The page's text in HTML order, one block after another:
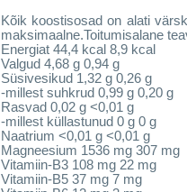
Kõik koostisosad on alati
maksimaalne.Toitumisalane
Energiat 44,4 kcal 8,9 kcal
Valgud 4,68 g 0,94 g
Süsivesikud 1,32 g 0,26 g
-millest suhkrud 0,99 g 0,20 g
Rasvad 0,02 g <0,01 g
-millest küllastunud 0 g 0 g
Naatrium <0,01 g <0,01 g
Magneesium 1536 mg 307 mg
Vitamiin-B3 108 mg 22 mg
Vitamiin-B5 37 mg 7 mg